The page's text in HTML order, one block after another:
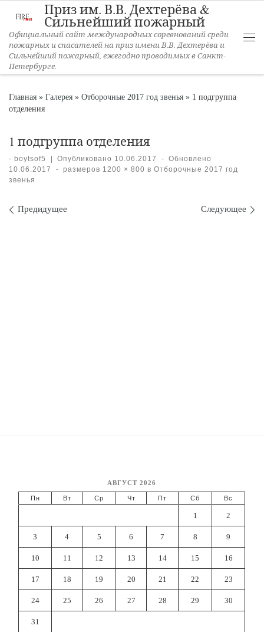
Перейти к содержимому
Приз им. В.В. Дехтерёва &
Сильнейший пожарный
Официальный сайт международных соревнований среди
пожарных и спасателей на приз имени В.В. Дехтерёва и
Сильнейший пожарный, ежегодно проводимых в Санкт-
Петербурге.
Главная » Галерея » Отборочные 2017 год звенья » 1 подгруппа
отделения
1 подгруппа отделения
- boytsof5 Опубликовано 10.06.2017 - Обновлено
10.06.2017
- размеров 1200 × 800 в Отборочные 2017 год
звенья
Навигация по изображениям
Предидущее Следующее
АВГУСТ 2026
Пн Вт Ср Чт Пт Сб Вс
1 2
3 4 5 6 7 8 9
10 11 12 13 14 15 16
17 18 19 20 21 22 23
24 25 26 27 28 29 30
31